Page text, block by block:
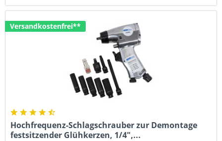
Versandkostenfrei**
Hochfrequenz-Schlagschrauber zur Demontage
festsitzender Glühkerzen, 1/4",...